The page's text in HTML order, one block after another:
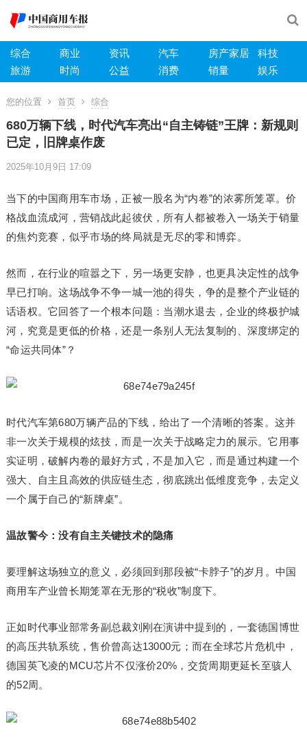
综合 商业 资讯 汽车 房产家居
科技
旅游
时尚 公益 消费 销量 娱乐
您的位置 首页 综合
680万辆下线，时代汽车亮出“自主铸链”王牌：新规则
已定，旧牌桌作废
2025年10月9日 17:09
当下的中国商用车市场，正被一股名为“内卷”的浓雾所笼罩。价
格战血流成河，营销战此起彼伏，所有人都被卷入一场关于销量
的焦灼竞赛，似乎市场的终局就是无尽的零和博弈。
然而，在行业的喧嚣之下，另一场更安静，也更具决定性的战争
早已打响。这场战争不争一城一池的得失，争的是整个产业链的
话语权。它回答了一个根本问题：当潮水退去，企业的终极护城
河，究竟是更低的价格，还是一条别人无法复制的、深度绑定的
“命运共同体”？
时代汽车第680万辆产品的下线，给出了一个清晰的答案。这并
非一次关于规模的炫技，而是一次关于战略定力的展示。它用事
实证明，破解内卷的最好方式，不是加入它，而是通过构建一个
强大、自主且高效的供应链生态，彻底跳出低维度竞争，去定义
一个属于自己的“新牌桌”。
温故警今：没有自主关键技术的隐痛
要理解这场独立的意义，必须回到那段被“卡脖子”的岁月。中国
商用车产业曾长期笼罩在无形的“税收”制度下。
正如时代事业部常务副总裁刘刚在演讲中提到的，一套德国博世
的高压共轨系统，售价曾高达13000元；而在全球芯片危机中，
德国英飞凌的MCU芯片不仅涨价20%，交货周期更延长至骇人
的52周。